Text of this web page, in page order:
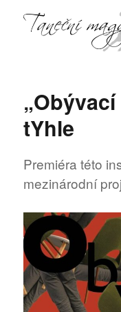
tYhle
Premiéra této
mezinárodní